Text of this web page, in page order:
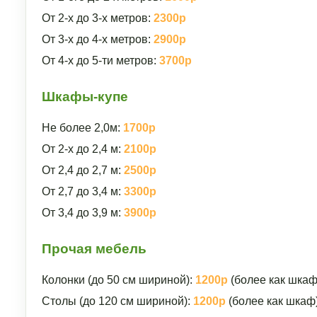
От 2-х до 3-х метров: 2300р
От 3-х до 4-х метров: 2900р
От 4-х до 5-ти метров: 3700р
Шкафы-купе
Не более 2,0м: 1700р
От 2-х до 2,4 м: 2100р
От 2,4 до 2,7 м: 2500р
От 2,7 до 3,4 м: 3300р
От 3,4 до 3,9 м: 3900р
Прочая мебель
Колонки (до 50 см шириной): 1200р (более как
Столы (до 120 см шириной): 1200р (более как